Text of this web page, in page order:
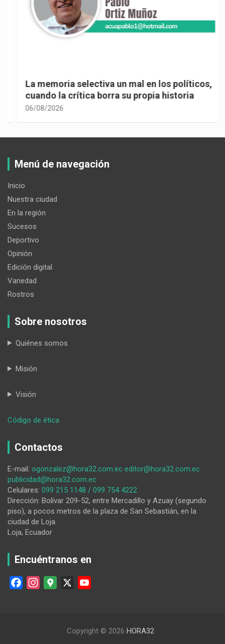
La memoria selectiva un mal en los políticos,
cuando la crítica borra su propia historia
06/08/2026
Menú de navegación
Inicio
Nuestra ciudad
En la región
Sucesos
Deportivo
Opinión
Edición digital
Variedad
Rostros
Sobre nosotros
Quiénes somos
Misión
Visión
Código de ética
alcohol
esfero,
indispensables
para
sufragar
Contactos
E-mail: ogonzalez@hora32.com.ec editor@hora32.com.ec
publicidad@hora32.com.ec
Celulares: 099 215 1148 / 099 754 4222
Dirección: Bolívar 209-52, entre Mercadillo y Azuay (segundo
piso), a pocos metros de la plaza de San Sebastián, en la
ciudad de Loja.
Loja, Ecuador
Encuéntranos en
u
Copyright © 2026 HORA32